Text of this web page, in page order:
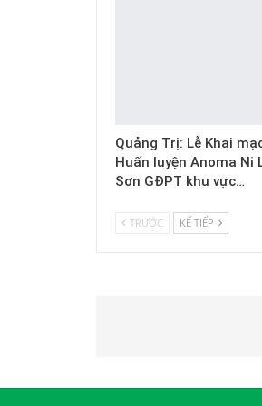
Quảng Trị: Lễ Khai
Huấn luyện Anoma Ni
Sơn GĐPT khu vực…
TRƯỚC KẾ TIẾP